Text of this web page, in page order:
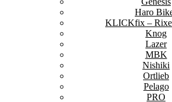
Haro
KLICKfix –
Knog
Lazer
MBK
Nishiki
Ortlieb
Pelago
PRO